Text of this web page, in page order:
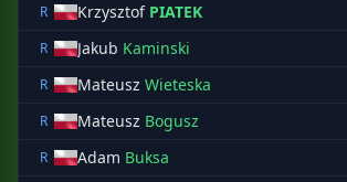
R
Krzysztof PIATEK
R
Jakub Kaminski
R
Mateusz Wieteska
R
Mateusz Bogusz
R
Adam Buksa